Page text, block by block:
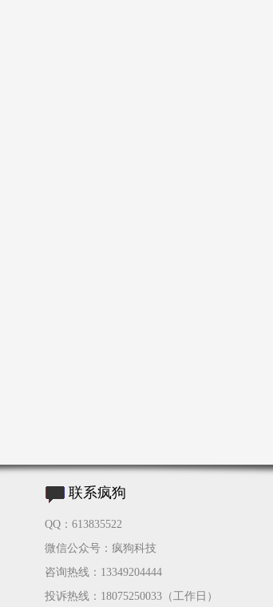
联系疯狗
QQ：613835522
微信公众号：疯狗科技
咨询热线：13349204444
投诉热线：18075250033（工作日）